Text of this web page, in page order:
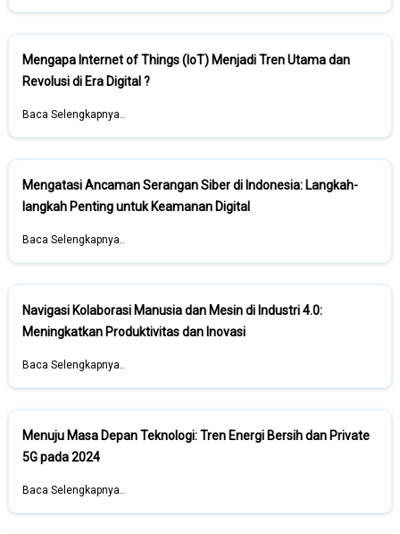
Mengapa Internet of Things (IoT) Menjadi Tren Utama dan
Revolusi di Era Digital ?
Baca Selengkapnya..
Mengatasi Ancaman Serangan Siber di Indonesia: Langkah-
langkah Penting untuk Keamanan Digital
Baca Selengkapnya..
Navigasi Kolaborasi Manusia dan Mesin di Industri 4.0:
Meningkatkan Produktivitas dan Inovasi
Baca Selengkapnya..
Menuju Masa Depan Teknologi: Tren Energi Bersih dan Private
5G pada 2024
Baca Selengkapnya..